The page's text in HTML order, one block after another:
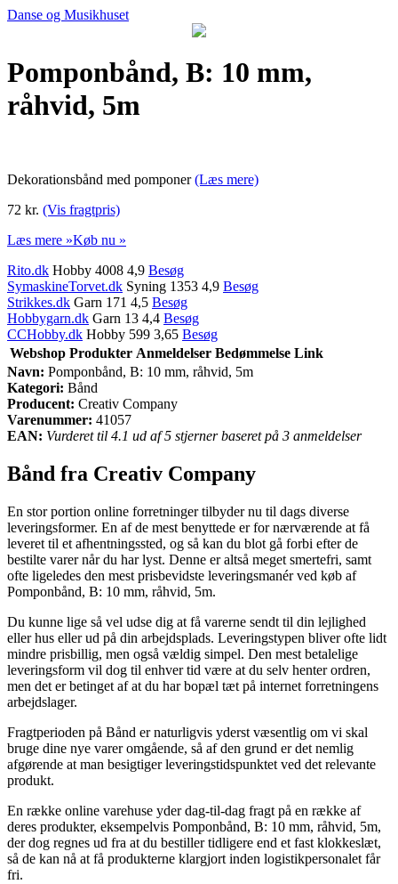
Danse og Musikhuset
Pomponbånd, B: 10 mm,
råhvid, 5m
Dekorationsbånd med pomponer(Læs mere)
72 kr. (Vis fragtpris)
Læs mere »Køb nu »
Rito.dk Hobby 4008 4,9 Besøg
SymaskineTorvet.dk Syning 1353 4,9 Besøg
Strikkes.dk Garn 171 4,5 Besøg
Hobbygarn.dk Garn 13 4,4 Besøg
CCHobby.dk Hobby 599 3,65 Besøg
Webshop Produkter Anmeldelser Bedømmelse Link
Navn: Pomponbånd, B: 10 mm, råhvid, 5m
Kategori: Bånd
Producent: Creativ Company
Varenummer: 41057
EAN: Vurderet til 4.1 ud af 5 stjerner baseret på 3 anmeldelser
Bånd fra Creativ Company
En stor portion online forretninger tilbyder nu til dags diverse
leveringsformer. En af de mest benyttede er for nærværende at få
leveret til et afhentningssted, og så kan du blot gå forbi efter de
bestilte varer når du har lyst. Denne er altså meget smertefri, samt
ofte ligeledes den mest prisbevidste leveringsmanér ved køb af
Pomponbånd, B: 10 mm, råhvid, 5m.
Du kunne lige så vel udse dig at få varerne sendt til din lejlighed
eller hus eller ud på din arbejdsplads. Leveringstypen bliver ofte lidt
mindre prisbillig, men også vældig simpel. Den mest betalelige
leveringsform vil dog til enhver tid være at du selv henter ordren,
men det er betinget af at du har bopæl tæt på internet forretningens
arbejdslager.
Fragtperioden på Bånd er naturligvis yderst væsentlig om vi skal
bruge dine nye varer omgående, så af den grund er det nemlig
afgørende at man besigtiger leveringstidspunktet ved det relevante
produkt.
En række online varehuse yder dag-til-dag fragt på en række af
deres produkter, eksempelvis Pomponbånd, B: 10 mm, råhvid, 5m,
der dog regnes ud fra at du bestiller tidligere end et fast klokkeslæt,
så de kan nå at få produkterne klargjort inden logistikpersonalet får
fri.